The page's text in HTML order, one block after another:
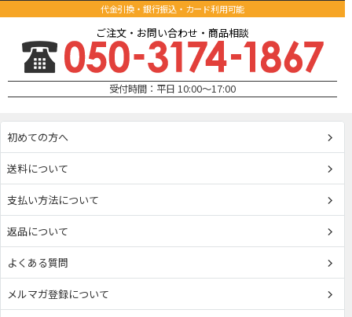
代金引換・銀行振込・カード利用可能
ご注文・お問い合わせ・商品相談
受付時間：平日 10:00～17:00
初めての方へ
送料について
支払い方法について
返品について
よくある質問
メルマガ登録について